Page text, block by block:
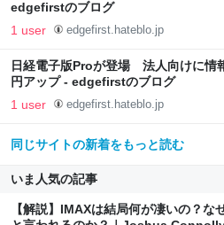
edgefirstのブログ
1 user edgefirst.hateblo.jp
日経電子版Proが登場 法人向けに情
円アップ - edgefirstのブログ
1 user edgefirst.hateblo.jp
同じサイトの新着をもっと読む
いま人気の記事
【解説】IMAXは結局何が凄いの？な